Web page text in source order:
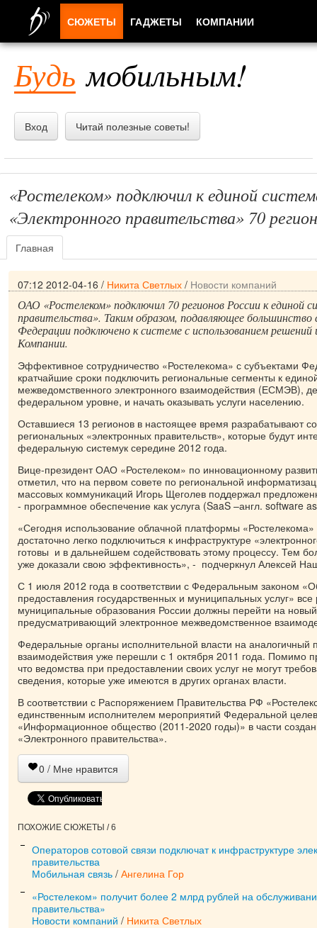
Будь мобильным!
Вход Читай полезные советы!
«Ростелеком» подключил к единой
«Электронного правительства» 70
Главная
07:12 2012-04-16 / Никита Светлых / Новости компаний
ОАО «Ростелеком» подключил 70 регионов России к единой
правительства». Таким образом, подавляющее большинство
Федерации подключено к системе с использованием
Компании.
Эффективное сотрудничество «Ростелекома» с субъектами
кратчайшие сроки подключить региональные сегменты к
межведомственного электронного взаимодействия (ЕСМЭВ),
федеральном уровне, и начать оказывать услуги населению.
Оставшиеся 13 регионов в настоящее время разрабатывают
региональных «электронных правительств», которые будут
федеральную системук середине 2012 года.
Вице-президент ОАО «Ростелеком» по инновационному
отметил, что на первом совете по региональной
массовых коммуникаций Игорь Щеголев поддержал
- программное обеспечение как услуга (SaaS –англ. software
«Сегодня использование облачной платформы
достаточно легко подключиться к инфраструктуре
готовы и в дальнейшем содействовать этому процессу. Тем
уже доказали свою эффективность», - подчеркнул Алексей
С 1 июля 2012 года в соответствии с Федеральным законом
предоставления государственных и муниципальных услуг»
муниципальные образования России должны перейти на
предусматривающий электронное межведомственное
Федеральные органы исполнительной власти на аналогичный
взаимодействия уже перешли с 1 октября 2011 года. Помимо
что ведомства при предоставлении своих услуг не могут
сведения, которые уже имеются в других органах власти.
В соответствии с Распоряжением Правительства РФ
единственным исполнителем мероприятий Федеральной
«Информационное общество (2011-2020 годы)» в части
«Электронного правительства».
0 / Мне нравится
ПОХОЖИЕ СЮЖЕТЫ / 6
Операторов сотовой связи подключат к инфраструктуре
правительства
Мобильная связь / Ангелина Гор
«Ростелеком» получит более 2 млрд рублей на
правительства»
Новости компаний / Никита Светлых
СЮЖЕТЫ ГАДЖЕТЫ КОМПАНИИ
ПРИЛОЖЕНИЯ